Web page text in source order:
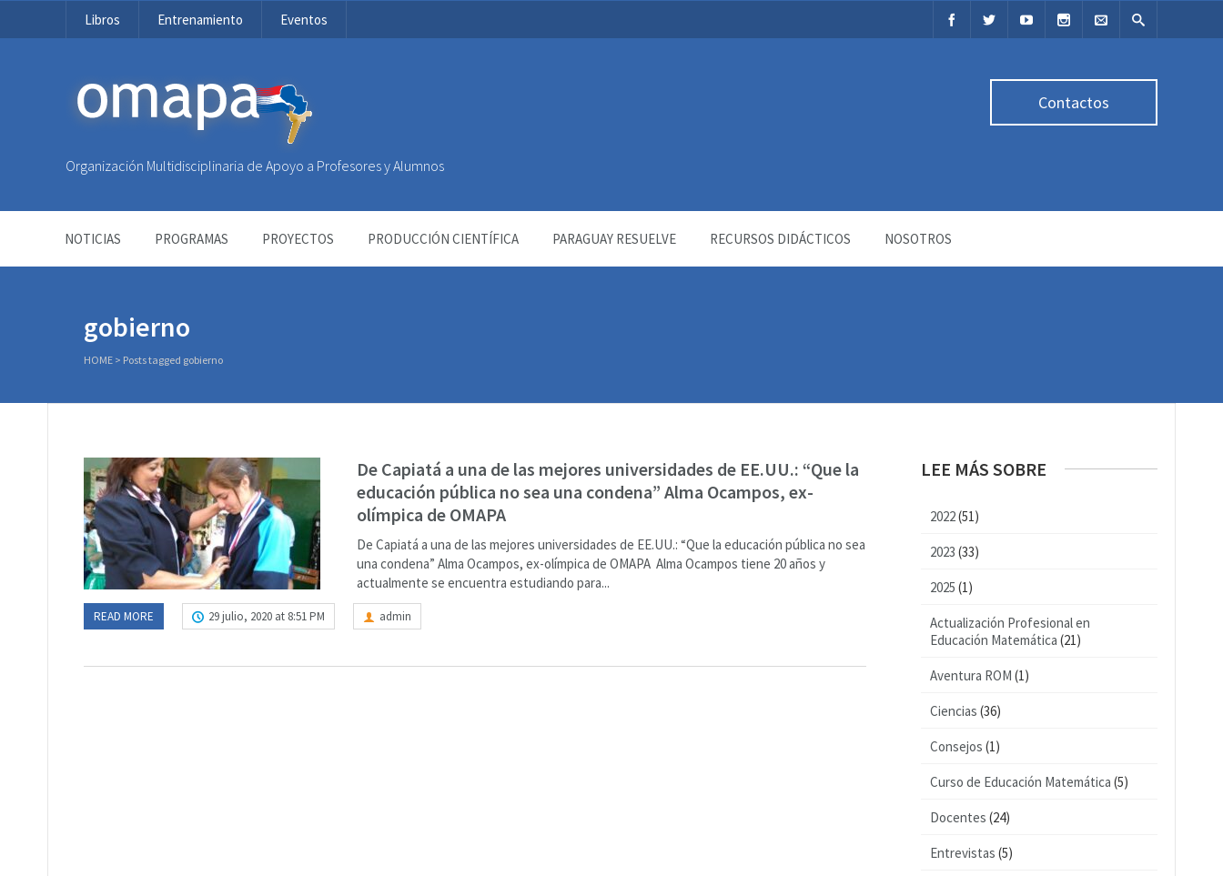
Libros Entrenamiento Eventos
OMAPA
Organización Multidisciplinaria de Apoyo a Profesores y Alumnos
Contactos
NOTICIAS PROGRAMAS PROYECTOS PRODUCCIÓN CIENTÍFICA PARAGUAY RESUELVE RECURSOS DIDÁCTICOS NOSOTROS
gobierno
HOME > Posts tagged gobierno
De Capiatá a una de las mejores universidades de EE.UU.: “Que la
educación pública no sea una condena” Alma Ocampos, ex-
olímpica de OMAPA
De Capiatá a una de las mejores universidades de EE.UU.: “Que la educación pública no sea
una condena” Alma Ocampos, ex-olímpica de OMAPA Alma Ocampos tiene 20 años y
actualmente se encuentra estudiando para...
READ MORE 29 julio, 2020 at 8:51 PM admin
LEE MÁS SOBRE
2022(51)
2023 (33)
2025 (1)
Actualización Profesional en
Educación Matemática (21)
Aventura ROM (1)
Ciencias (36)
Consejos (1)
Curso de Educación Matemática (5)
Docentes (24)
Entrevistas (5)